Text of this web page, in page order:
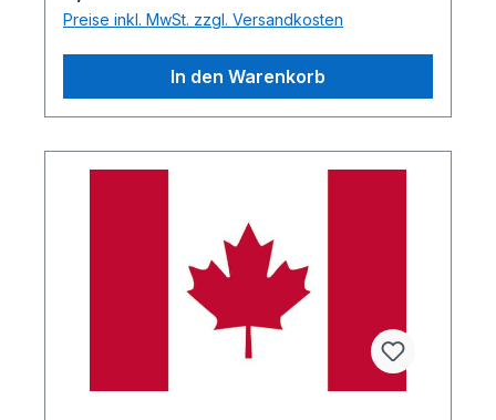
Preise inkl. MwSt. zzgl. Versandkosten
In den Warenkorb